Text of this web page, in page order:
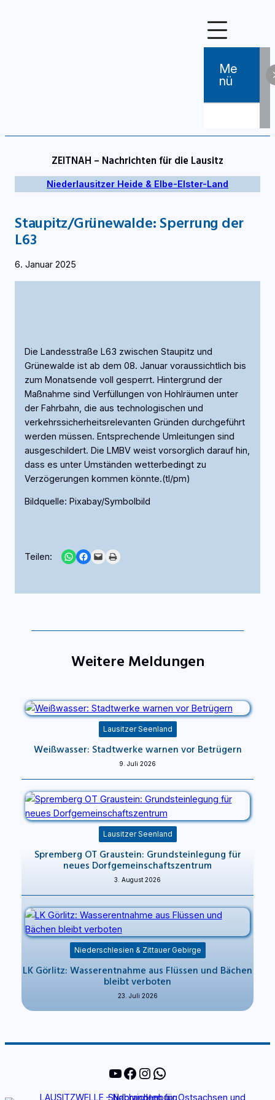
Me
Nü
ZEITNAH – Nachrichten für die Lausitz
Niederlausitzer Heide & Elbe-Elster-Land
Staupitz/Grünewalde: Sperrung der
L63
6. Januar 2025
Die Landesstraße L63 zwischen Staupitz und
Grünewalde ist ab dem 08. Januar voraussichtlich bis
zum Monatsende voll gesperrt. Hintergrund der
Maßnahme sind Verfüllungen von Hohlräumen unter
der Fahrbahn, die aus technologischen und
verkehrssicherheitsrelevanten Gründen durchgeführt
werden müssen. Entsprechende Umleitungen sind
ausgeschildert. Die LMBV weist vorsorglich darauf hin,
dass es unter Umständen wetterbedingt zu
Verzögerungen kommen könnte.(tl/pm)
Bildquelle: Pixabay/Symbolbild
Teilen: Share on WhatsApp
Share on Facebook
Email this PagePrint this Page
Weitere Meldungen
Lausitzer Seenland
Weißwasser: Stadtwerke warnen vor Betrügern
9. Juli 2026
Lausitzer Seenland
Spremberg OT Graustein: Grundsteinlegung für
neues Dorfgemeinschaftszentrum
3. August 2026
Niederschlesien & Zittauer Gebirge
LK Görlitz: Wasserentnahme aus Flüssen und Bächen
bleibt verboten
23. Juli 2026
YouTube
Facebook
Instagram
WhatsApp